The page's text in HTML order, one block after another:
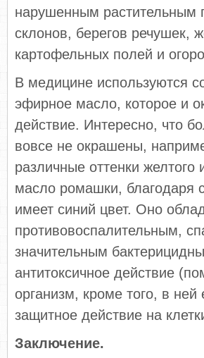
нарушенным растительным
склонов, берегов речушек,
картофельных полей и
В медицине используются
эфирное масло, которое и
действие. Интересно, что
вовсе не окрашены,
различные оттенки
масло ромашки, благодаря
имеет синий цвет. Оно
противовоспалительным,
значительным
антитоксичное действие
организм, кроме того, в
защитное действие на
Заключение.